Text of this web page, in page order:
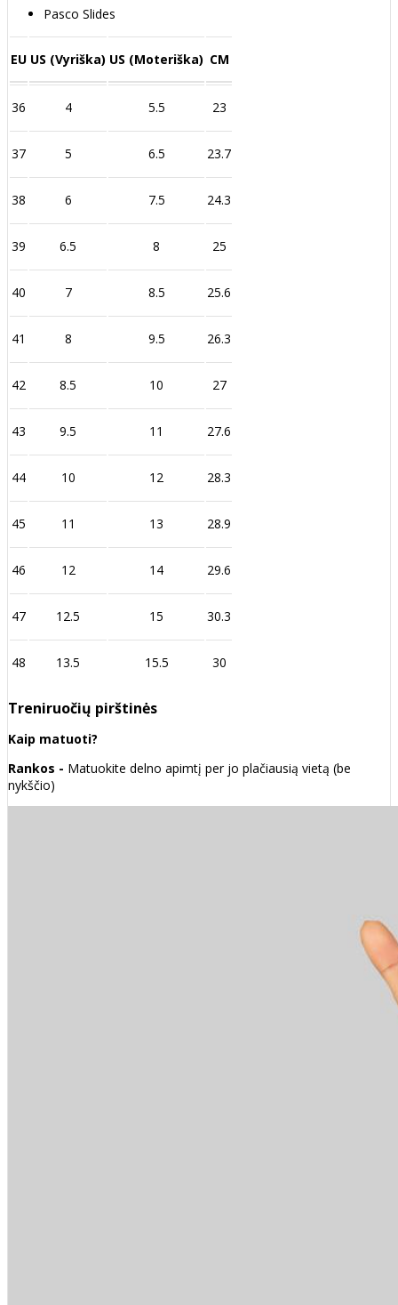
Pasco Slides
EU US (Vyriška) US (Moteriška) CM
36 4 5.5 23
37 5 6.5 23.7
38 6 7.5 24.3
39 6.5 8 25
40 7 8.5 25.6
41 8 9.5 26.3
42 8.5 10 27
43 9.5 11 27.6
44 10 12 28.3
45 11 13 28.9
46 12 14 29.6
47 12.5 15 30.3
48 13.5 15.5 30
Treniruočių pirštinės
Kaip matuoti?
Rankos - Matuokite delno apimtį per jo plačiausią vietą (be
nykščio)